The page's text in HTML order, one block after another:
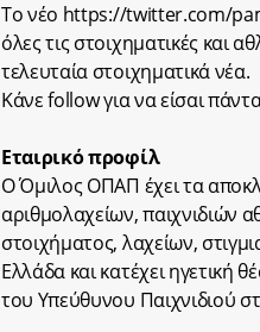
Το νέο https://twitter.com/
όλες τις στοιχηματικές και
τελευταία στοιχηματικά νέα.
Κάνε follow για να είσαι
Εταιρικό προφίλ
Ο Όμιλος ΟΠΑΠ έχει τα
αριθμολαχείων, παιχνιδιών
στοιχήματος, λαχείων,
Ελλάδα και κατέχει
του Υπεύθυνου Παιχνιδιού